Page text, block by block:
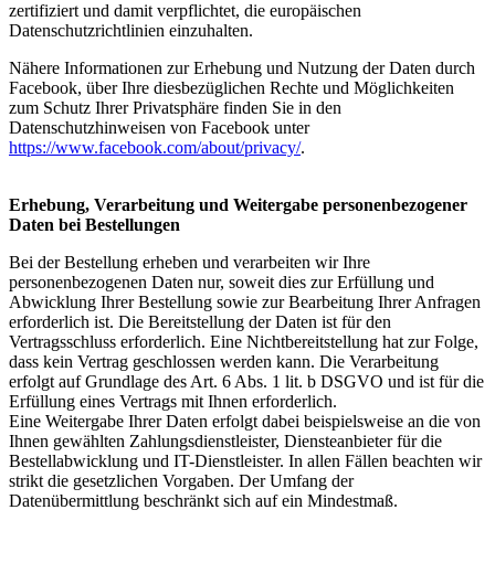
zertifiziert und damit verpflichtet, die europäischen
Datenschutzrichtlinien einzuhalten.
Nähere Informationen zur Erhebung und Nutzung der Daten durch
Facebook, über Ihre diesbezüglichen Rechte und Möglichkeiten
zum Schutz Ihrer Privatsphäre finden Sie in den
Datenschutzhinweisen von Facebook unter
https://www.facebook.com/about/privacy/.
Erhebung, Verarbeitung und Weitergabe personenbezogener
Daten bei Bestellungen
Bei der Bestellung erheben und verarbeiten wir Ihre
personenbezogenen Daten nur, soweit dies zur Erfüllung und
Abwicklung Ihrer Bestellung sowie zur Bearbeitung Ihrer Anfragen
erforderlich ist. Die Bereitstellung der Daten ist für den
Vertragsschluss erforderlich. Eine Nichtbereitstellung hat zur Folge,
dass kein Vertrag geschlossen werden kann. Die Verarbeitung
erfolgt auf Grundlage des Art. 6 Abs. 1 lit. b DSGVO und ist für die
Erfüllung eines Vertrags mit Ihnen erforderlich.
Eine Weitergabe Ihrer Daten erfolgt dabei beispielsweise an die von
Ihnen gewählten Zahlungsdienstleister, Diensteanbieter für die
Bestellabwicklung und IT-Dienstleister. In allen Fällen beachten wir
strikt die gesetzlichen Vorgaben. Der Umfang der
Datenübermittlung beschränkt sich auf ein Mindestmaß.